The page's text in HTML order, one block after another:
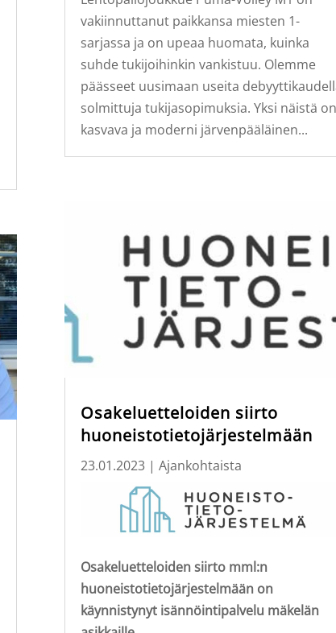
vakiinnuttanut paikkansa miesten 1-
sarjassa ja on upeaa huomata, kuinka
suhde tukijoihinkin vankistuu. Olemme
päässeet uusimaan useita
solmittuja tukijasopimuksia. Yksi näistä
kasvava ja moderni järvenpääläinen...
Osakeluetteloiden siirto
huoneistotietojärjestelmään
23.01.2023 |Ajankohtaista
Osakeluetteloiden siirto mml:n
huoneistotietojärjestelmään on
käynnistynyt isännöintipalvelu mäkelän